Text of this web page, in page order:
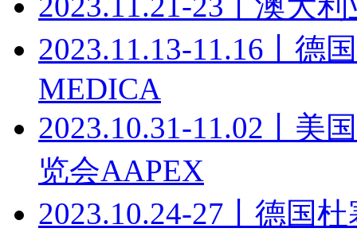
2023.11.13-11.16丨德
MEDICA
2023.10.31-11.02丨美
览会AAPEX
2023.10.24-27丨德国